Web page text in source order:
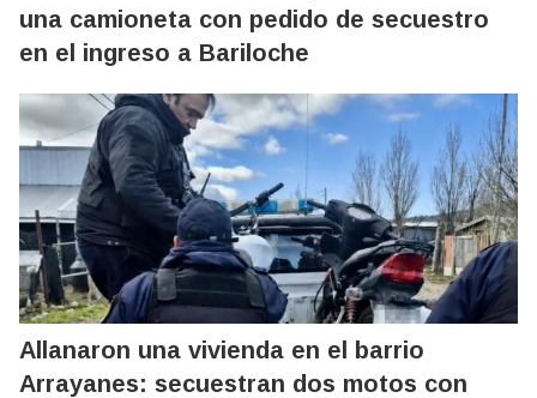
una camioneta con pedido de secuestro
en el ingreso a Bariloche
Allanaron una vivienda en el barrio
Arrayanes: secuestran dos motos con